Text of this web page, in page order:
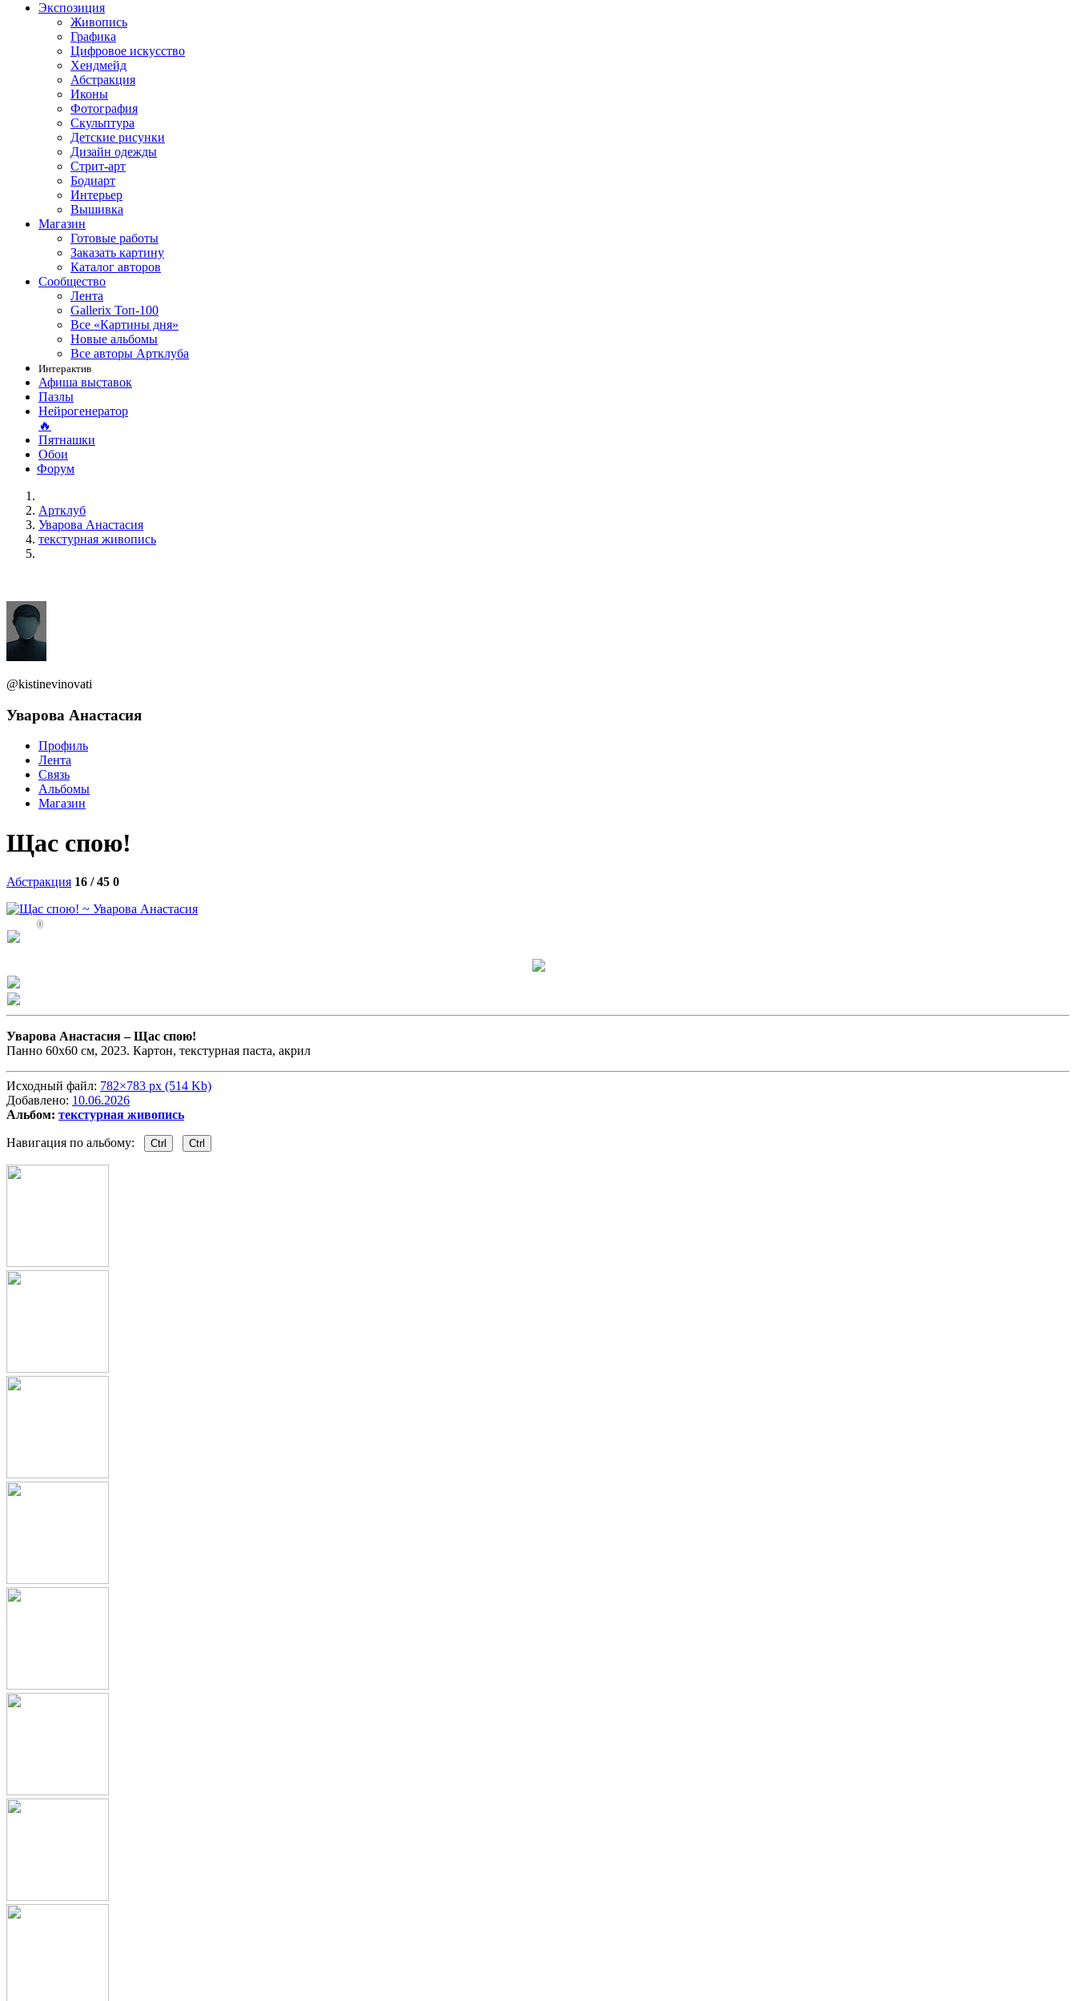
Экспозиция
Живопись
Графика
Цифровое искусство
Хендмейд
Абстракция
Иконы
Фотография
Скульптура
Детские рисунки
Дизайн одежды
Стрит-арт
Бодиарт
Интерьер
Вышивка
Магазин
Готовые работы
Заказать картину
Каталог авторов
Сообщество
Лента
Gallerix Топ-100
Все «Картины дня»
Новые альбомы
Все авторы Артклуба
Интерактив
Афиша выставок
Пазлы
Нейрогенератор
🔥
Пятнашки
Обои
Форум
Артклуб
Уварова Анастасия
текстурная живопись
@kistinevinovati
Уварова Анастасия
Профиль
Лента
Связь
Альбомы
Магазин
Щас спою!
Абстракция 16 / 45 0
0
Уварова Анастасия –Щас спою!
Панно 60х60 см, 2023. Картон, текстурная паста, акрил
Исходный файл: 782×783 px (514 Kb)
Добавлено: 10.06.2026
Альбом: текстурная живопись
Навигация по альбому: Ctrl Ctrl